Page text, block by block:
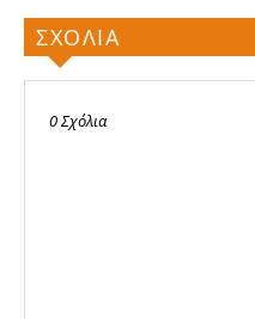
ΣΧΟΛΙΑ
0 Σχόλια